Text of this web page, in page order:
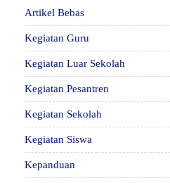
Artikel Bebas
Kegiatan Guru
Kegiatan Luar Sekolah
Kegiatan Pesantren
Kegiatan Sekolah
Kegiatan Siswa
Kepanduan